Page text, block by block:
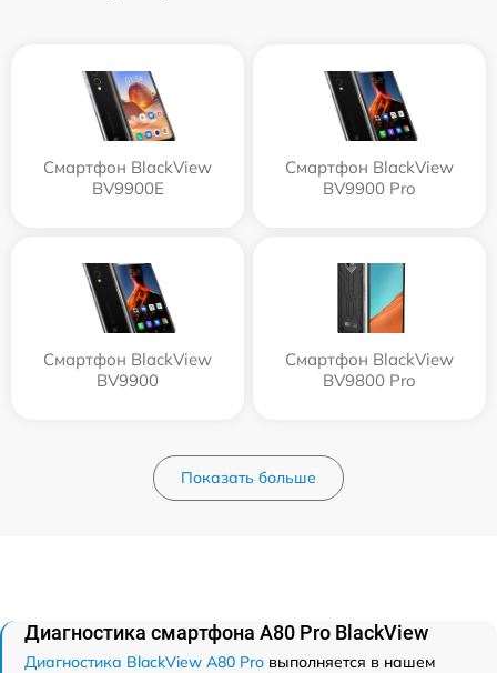
Смартфон BlackView
BV9900E
Смартфон BlackView
BV9900 Pro
Смартфон BlackView
BV9900
Смартфон BlackView
BV9800 Pro
Показать больше
Диагностика смартфона A80 Pro BlackView
Диагностика BlackView A80 Pro выполняется в нашем